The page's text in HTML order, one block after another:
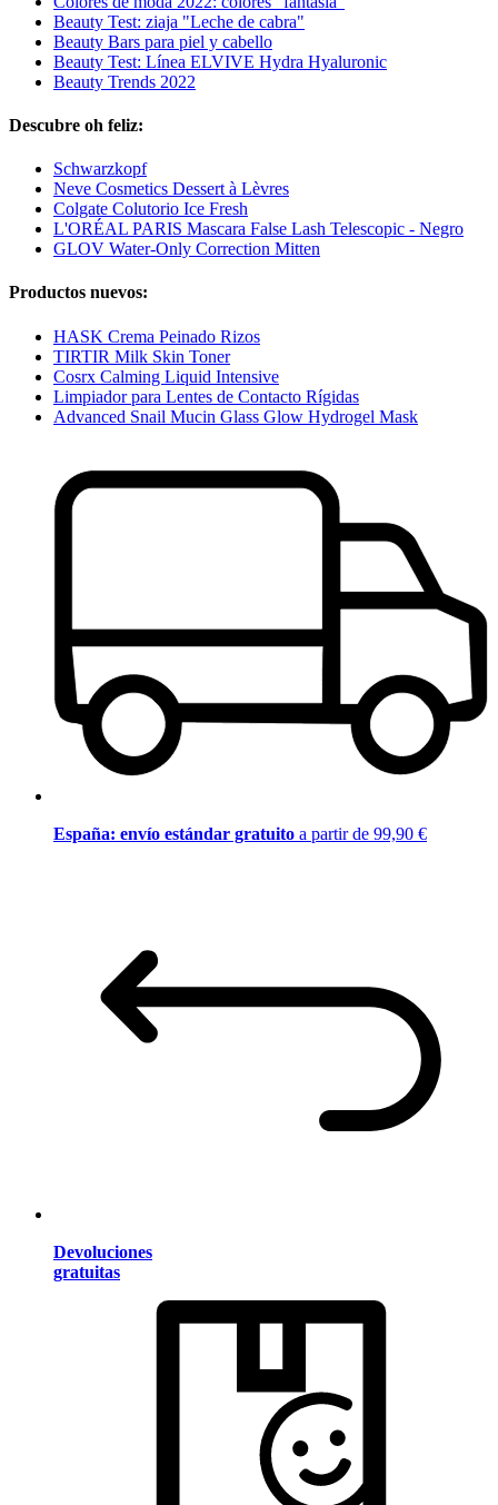
Beauty Test: ziaja "Leche de cabra"
Beauty Bars para piel y cabello
Beauty Test: Línea ELVIVE Hydra Hyaluronic
Beauty Trends 2022
Descubre oh feliz:
Schwarzkopf
Neve Cosmetics Dessert à Lèvres
Colgate Colutorio Ice Fresh
L'ORÉAL PARIS Mascara False Lash Telescopic - Negro
GLOV Water-Only Correction Mitten
Productos nuevos:
HASK Crema Peinado Rizos
TIRTIR Milk Skin Toner
Cosrx Calming Liquid Intensive
Limpiador para Lentes de Contacto Rígidas
Advanced Snail Mucin Glass Glow Hydrogel Mask
España: envío estándar gratuito a partir de 99,90 €
Devoluciones
gratuitas